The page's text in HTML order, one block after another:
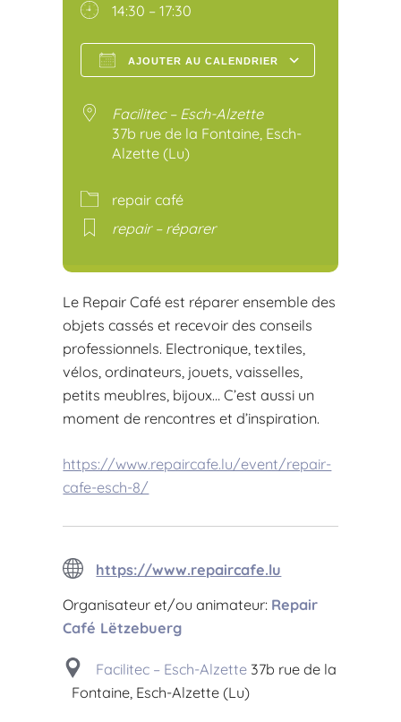
14:30 – 17:30
AJOUTER AU CALENDRIER
Facilitec – Esch-Alzette
37b rue de la Fontaine, Esch-
Alzette (Lu)
repair café
repair – réparer
Le Repair Café est réparer ensemble des
objets cassés et recevoir des conseils
professionnels. Electronique, textiles,
vélos, ordinateurs, jouets, vaisselles,
petits meublres, bijoux… C’est aussi un
moment de rencontres et d’inspiration.
https://www.repaircafe.lu/event/repair-
cafe-esch-8/
https://www.repaircafe.lu
Organisateur et/ou animateur: Repair
Café Lëtzebuerg
Facilitec – Esch-Alzette 37b rue de la
Fontaine, Esch-Alzette (Lu)